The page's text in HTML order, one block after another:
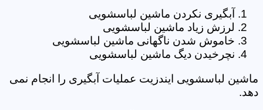
آبگیری نکردن ماشین لباسشویی
لرزش زیاد ماشین لباسشویی
خاموش شدن ناگهانی ماشین لباسشویی
نچرخیدن دیگ ماشین لباسشویی
ماشین لباسشویی ایندزیت عملیات آبگیری را انجام نمی
دهد.